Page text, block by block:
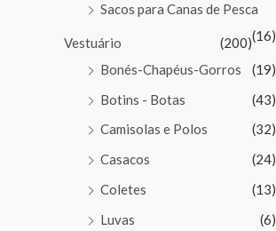
Sacos para Canas de Pesca
(16)
Vestuário
(200)
Bonés-Chapéus-Gorros
(19)
Botins - Botas
(43)
Camisolas e Polos
(32)
Casacos
(24)
Coletes
(13)
Luvas
(6)